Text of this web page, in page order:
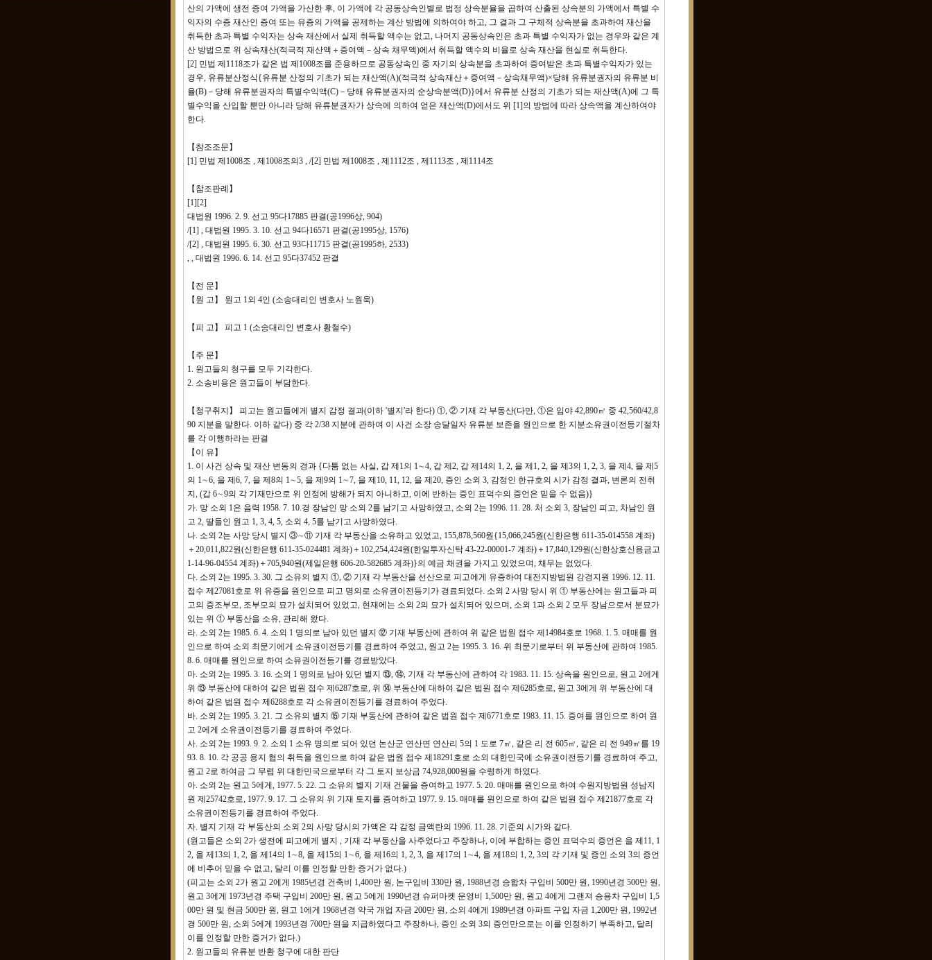
산의 가액에 생전 증여 가액을 가산한 후, 이 가액에 각 공동상속인별로 법정 상속분율을 곱하여 산출된 상속분의 가액에서 특별 수
익자의 수증 재산인 증여 또는 유증의 가액을 공제하는 계산 방법에 의하여야 하고, 그 결과 그 구체적 상속분을 초과하여 재산을
취득한 초과 특별 수익자는 상속 재산에서 실제 취득할 액수는 없고, 나머지 공동상속인은 초과 특별 수익자가 없는 경우와 같은 계
산 방법으로 위 상속재산(적극적 재산액＋증여액－상속 채무액)에서 취득할 액수의 비율로 상속 재산을 현실로 취득한다.
[2] 민법 제1118조가 같은 법 제1008조를 준용하므로 공동상속인 중 자기의 상속분을 초과하여 증여받은 초과 특별수익자가 있는
경우, 유류분산정식{유류분 산정의 기초가 되는 재산액(A)(적극적 상속재산＋증여액－상속채무액)×당해 유류분권자의 유류분 비
율(B)－당해 유류분권자의 특별수익액(C)－당해 유류분권자의 순상속분액(D)}에서 유류분 산정의 기초가 되는 재산액(A)에 그 특
별수익을 산입할 뿐만 아니라 당해 유류분권자가 상속에 의하여 얻은 재산액(D)에서도 위 [1]의 방법에 따라 상속액을 계산하여야
한다.
【참조조문】
[1] 민법 제1008조 , 제1008조의3 , /[2] 민법 제1008조 , 제1112조 , 제1113조 , 제1114조
【참조판례】
[1][2]
대법원 1996. 2. 9. 선고 95다17885 판결(공1996상, 904)
/[1] , 대법원 1995. 3. 10. 선고 94다16571 판결(공1995상, 1576)
/[2] , 대법원 1995. 6. 30. 선고 93다11715 판결(공1995하, 2533)
, , 대법원 1996. 6. 14. 선고 95다37452 판결
【전 문】
【원 고】 원고 1외 4인 (소송대리인 변호사 노원욱)
【피 고】 피고 1 (소송대리인 변호사 황철수)
【주 문】
1. 원고들의 청구를 모두 기각한다.
2. 소송비용은 원고들이 부담한다.
【청구취지】 피고는 원고들에게 별지 감정 결과(이하 '별지'라 한다) ①, ② 기재 각 부동산(다만, ①은 임야 42,890㎡ 중 42,560/42,8
90 지분을 말한다. 이하 같다) 중 각 2/38 지분에 관하여 이 사건 소장 송달일자 유류분 보존을 원인으로 한 지분소유권이전등기절차
를 각 이행하라는 판결
【이 유】
1. 이 사건 상속 및 재산 변동의 경과 {다툼 없는 사실, 갑 제1의 1∼4, 갑 제2, 갑 제14의 1, 2, 을 제1, 2, 을 제3의 1, 2, 3, 을 제4, 을 제5
의 1∼6, 을 제6, 7, 을 제8의 1∼5, 을 제9의 1∼7, 을 제10, 11, 12, 을 제20, 증인 소외 3, 감정인 한규호의 시가 감정 결과, 변론의 전취
지, (갑 6∼9의 각 기재만으로 위 인정에 방해가 되지 아니하고, 이에 반하는 증인 표덕수의 증언은 믿을 수 없음)}
가. 망 소외 1은 음력 1958. 7. 10.경 장남인 망 소외 2를 남기고 사망하였고, 소외 2는 1996. 11. 28. 처 소외 3, 장남인 피고, 차남인 원
고 2, 딸들인 원고 1, 3, 4, 5, 소외 4, 5를 남기고 사망하였다.
나. 소외 2는 사망 당시 별지 ③∼⑪ 기재 각 부동산을 소유하고 있었고, 155,878,560원{15,066,245원(신한은행 611-35-014558 계좌)
＋20,011,822원(신한은행 611-35-024481 계좌)＋102,254,424원(한일투자신탁 43-22-00001-7 계좌)＋17,840,129원(신한상호신용금고
1-14-96-04554 계좌)＋705,940원(제일은행 606-20-582685 계좌)}의 예금 채권을 가지고 있었으며, 채무는 없었다.
다. 소외 2는 1995. 3. 30. 그 소유의 별지 ①, ② 기재 각 부동산을 선산으로 피고에게 유증하여 대전지방법원 강경지원 1996. 12. 11.
접수 제27081호로 위 유증을 원인으로 피고 명의로 소유권이전등기가 경료되었다. 소외 2 사망 당시 위 ① 부동산에는 원고들과 피
고의 증조부모, 조부모의 묘가 설치되어 있었고, 현재에는 소외 2의 묘가 설치되어 있으며, 소외 1과 소외 2 모두 장남으로서 분묘가
있는 위 ① 부동산을 소유, 관리해 왔다.
라. 소외 2는 1985. 6. 4. 소외 1 명의로 남아 있던 별지 ⑫ 기재 부동산에 관하여 위 같은 법원 접수 제14984호로 1968. 1. 5. 매매를 원
인으로 하여 소외 최문기에게 소유권이전등기를 경료하여 주었고, 원고 2는 1995. 3. 16. 위 최문기로부터 위 부동산에 관하여 1985.
8. 6. 매매를 원인으로 하여 소유권이전등기를 경료받았다.
마. 소외 2는 1995. 3. 16. 소외 1 명의로 남아 있던 별지 ⑬, ⑭, 기재 각 부동산에 관하여 각 1983. 11. 15. 상속을 원인으로, 원고 2에게
위 ⑬ 부동산에 대하여 같은 법원 접수 제6287호로, 위 ⑭ 부동산에 대하여 같은 법원 접수 제6285호로, 원고 3에게 위 부동산에 대
하여 같은 법원 접수 제6288호로 각 소유권이전등기를 경료하여 주었다.
바. 소외 2는 1995. 3. 21. 그 소유의 별지 ⑮ 기재 부동산에 관하여 같은 법원 접수 제6771호로 1983. 11. 15. 증여를 원인으로 하여 원
고 2에게 소유권이전등기를 경료하여 주었다.
사. 소외 2는 1993. 9. 2. 소외 1 소유 명의로 되어 있던 논산군 연산면 연산리 5의 1 도로 7㎡, 같은 리 전 605㎡, 같은 리 전 949㎡를 19
93. 8. 10. 각 공공 용지 협의 취득을 원인으로 하여 같은 법원 접수 제18291호로 소외 대한민국에 소유권이전등기를 경료하여 주고,
원고 2로 하여금 그 무렵 위 대한민국으로부터 각 그 토지 보상금 74,928,000원을 수령하게 하였다.
아. 소외 2는 원고 5에게, 1977. 5. 22. 그 소유의 별지 기재 건물을 증여하고 1977. 5. 20. 매매를 원인으로 하여 수원지방법원 성남지
원 제25742호로, 1977. 9. 17. 그 소유의 위 기재 토지를 증여하고 1977. 9. 15. 매매를 원인으로 하여 같은 법원 접수 제21877호로 각
소유권이전등기를 경료하여 주었다.
자. 별지 기재 각 부동산의 소외 2의 사망 당시의 가액은 각 감정 금액란의 1996. 11. 28. 기준의 시가와 같다.
(원고들은 소외 2가 생전에 피고에게 별지 , 기재 각 부동산을 사주었다고 주장하나, 이에 부합하는 증인 표덕수의 증언은 을 제11, 1
2, 을 제13의 1, 2, 을 제14의 1∼8, 을 제15의 1∼6, 을 제16의 1, 2, 3, 을 제17의 1∼4, 을 제18의 1, 2, 3의 각 기재 및 증인 소외 3의 증언
에 비추어 믿을 수 없고, 달리 이를 인정할 만한 증거가 없다.)
(피고는 소외 2가 원고 2에게 1985년경 건축비 1,400만 원, 논구입비 330만 원, 1988년경 승합차 구입비 500만 원, 1990년경 500만 원,
원고 3에게 1973년경 주택 구입비 200만 원, 원고 5에게 1990년경 슈퍼마켓 운영비 1,500만 원, 원고 4에게 그랜져 승용차 구입비 1,5
00만 원 및 현금 500만 원, 원고 1에게 1968년경 약국 개업 자금 200만 원, 소외 4에게 1989년경 아파트 구입 자금 1,200만 원, 1992년
경 500만 원, 소외 5에게 1993년경 700만 원을 지급하였다고 주장하나, 증인 소외 3의 증언만으로는 이를 인정하기 부족하고, 달리
이를 인정할 만한 증거가 없다.)
2. 원고들의 유류분 반환 청구에 대한 판단